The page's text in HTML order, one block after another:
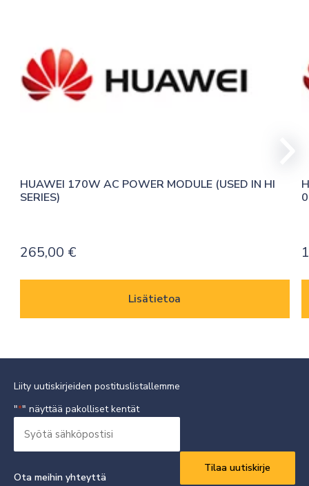
HUAWEI 170W AC POWER MODULE (USED IN HI
SERIES)
265,00 €
Lisätietoa
Liity uutiskirjeiden postituslistallemme
"*" näyttää pakolliset kentät
sähköpostisi
Ota meihin yhteyttä